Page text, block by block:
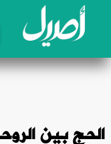
الحج بين